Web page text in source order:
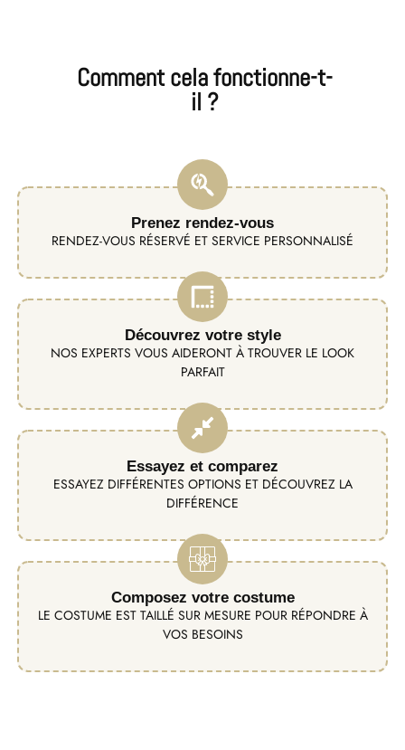
Comment cela fonctionne-t-
il ?
Prenez rendez-vous
RENDEZ-VOUS RÉSERVÉ ET SERVICE PERSONNALISÉ
Découvrez votre style
NOS EXPERTS VOUS AIDERONT À TROUVER LE LOOK
PARFAIT
Essayez et comparez
ESSAYEZ DIFFÉRENTES OPTIONS ET DÉCOUVREZ LA
DIFFÉRENCE
Composez votre costume
LE COSTUME EST TAILLÉ SUR MESURE POUR RÉPONDRE À
VOS BESOINS